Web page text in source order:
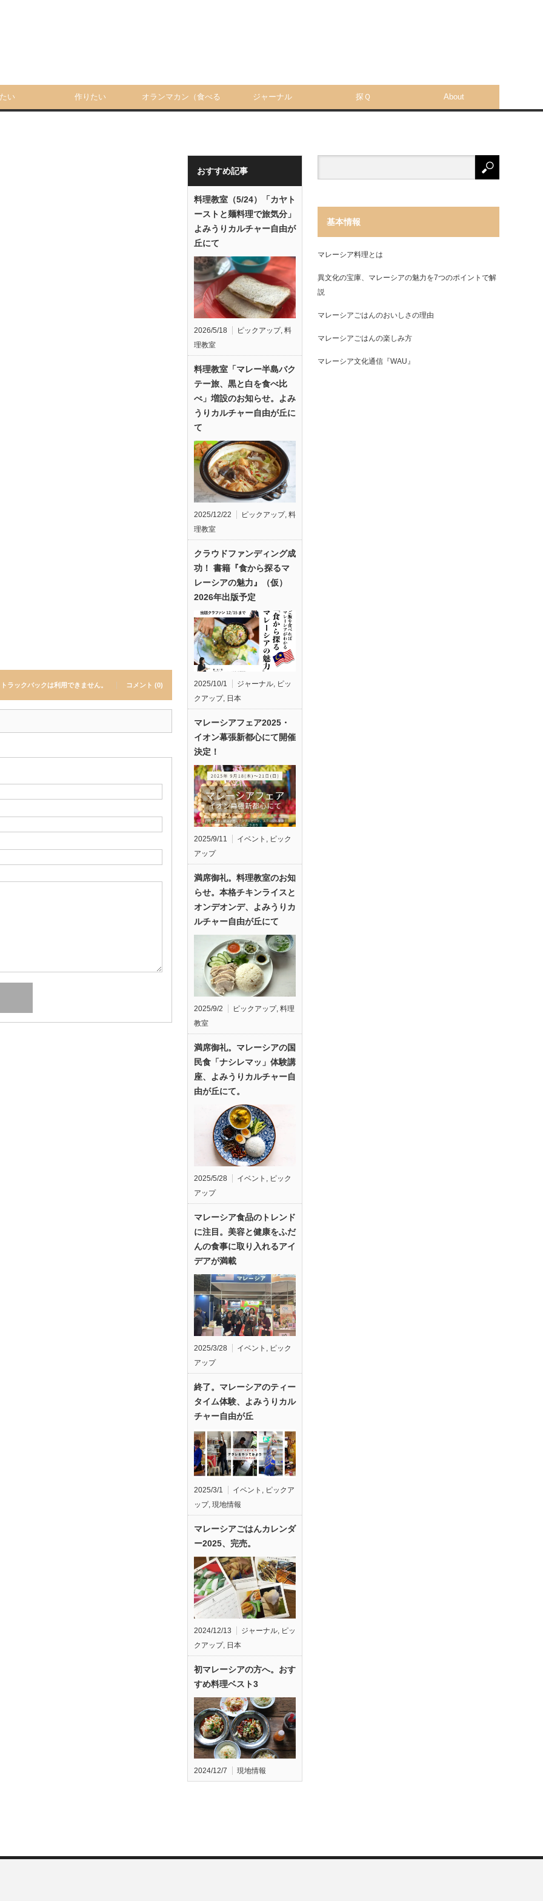
い 作りたい オランマカン（食べる ジャーナル 探Ｑ About
トラックバックは利用できません。 コメント (0)
おすすめ記事
料理教室（5/24）「カヤト
ーストと麺料理で旅気分」
よみうりカルチャー自由が
丘にて
2026/5/18 ピックアップ, 料
理教室
料理教室「マレー半島バク
テー旅、黒と白を食べ比
べ」増設のお知らせ。よみ
うりカルチャー自由が丘に
て
2025/12/22 ピックアップ, 料
理教室
クラウドファンディング成
功！ 書籍『食から探るマ
レーシアの魅力』（仮）
2026年出版予定
2025/10/1 ジャーナル, ピッ
クアップ, 日本
マレーシアフェア2025・
イオン幕張新都心にて開催
決定！
2025/9/11 イベント , ピック
アップ
満席御礼。料理教室のお知
らせ。本格チキンライスと
オンデオンデ、よみうりカ
ルチャー自由が丘にて
2025/9/2 ピックアップ, 料理
教室
満席御礼。マレーシアの国
民食「ナシレマッ」体験講
座、よみうりカルチャー自
由が丘にて。
2025/5/28 イベント , ピック
アップ
マレーシア食品のトレンド
に注目。美容と健康をふだ
んの食事に取り入れるアイ
デアが満載
2025/3/28 イベント
ピック
アップ
終了。マレーシアのティー
タイム体験、よみうりカル
チャー自由が丘
2025/3/1 イベント , ピックア
ップ, 現地情報
マレーシアごはんカレンダ
ー2025、完売。
2024/12/13 ジャーナル ピッ
クアップ, 日本
初マレーシアの方へ。おす
すめ料理ベスト3
2024/12/7 現地情報
基本情報
マレーシア料理とは
異文化の宝庫、マレーシアの魅力を7つのポイントで解
説
マレーシアごはんのおいしさの理由
マレーシアごはんの楽しみ方
マレーシア文化通信『WAU』